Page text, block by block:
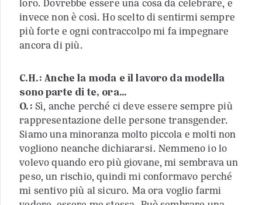
loro. Dovrebbe essere una cosa da celebrare, e
invece non è così. Ho scelto di sentirmi sempre
più forte e ogni contraccolpo mi fa impegnare
ancora di più.
C.H.: Anche la moda e il lavoro da modella
sono parte di te, ora…
O.: Sì, anche perché ci deve essere sempre più
rappresentazione delle persone transgender.
Siamo una minoranza molto piccola e molti non
vogliono neanche dichiararsi. Nemmeno io lo
volevo quando ero più giovane, mi sembrava un
peso, un rischio, quindi mi conformavo perché
mi sentivo più al sicuro. Ma ora voglio farmi